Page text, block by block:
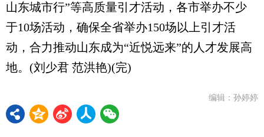
山东城市行”等高质量引才活动，各市举办不少
于10场活动，确保全省举办150场以上引才活
动，合力推动山东成为“近悦远来”的人才发展高
地。(刘少君 范洪艳)(完)
编辑：孙婷婷